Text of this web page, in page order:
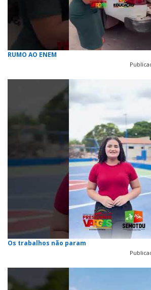
RUMO AO ENEM
Os trabalhos não param